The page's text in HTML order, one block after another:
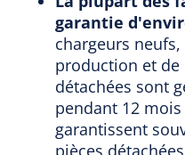
garantie
chargeurs
production et de
détachées sont
pendant 12
garantissent
pièces